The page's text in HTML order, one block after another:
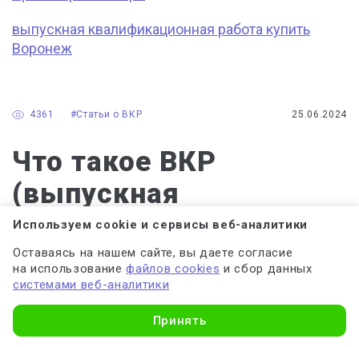
выпускная квалификационная работа купить
Воронеж
25.06.2024
#Статьи о ВКР
4361
Что такое ВКР
(выпускная
квалификационная
работа): определение,
задачи и цели,
структура
Используем cookie и сервисы веб-аналитики
Оставаясь на нашем сайте, вы даете согласие
на использованиефайлов cookies и сбор данных
системами веб-аналитики
Принять